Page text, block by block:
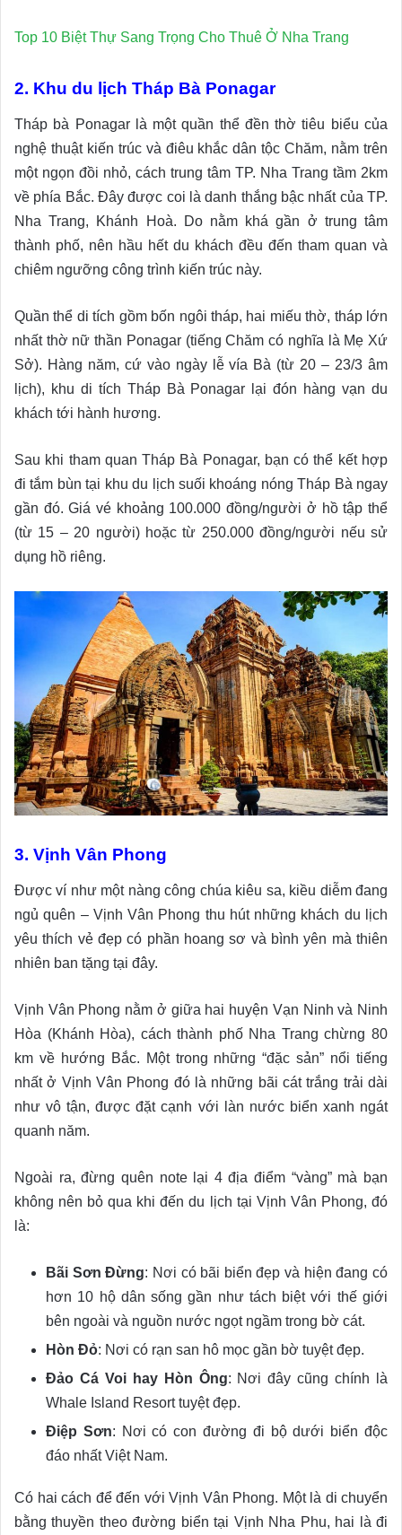
Top 10 Biệt Thự Sang Trọng Cho Thuê Ở Nha Trang
2. Khu du lịch Tháp Bà Ponagar
Tháp bà Ponagar là một quần thể đền thờ tiêu biểu của
nghệ thuật kiến trúc và điêu khắc dân tộc Chăm, nằm trên
một ngọn đồi nhỏ, cách trung tâm TP. Nha Trang tầm 2km
về phía Bắc. Đây được coi là danh thắng bậc nhất của TP.
Nha Trang, Khánh Hoà. Do nằm khá gần ở trung tâm
thành phố, nên hầu hết du khách đều đến tham quan và
chiêm ngưỡng công trình kiến trúc này.
Quần thể di tích gồm bốn ngôi tháp, hai miếu thờ, tháp lớn
nhất thờ nữ thần Ponagar (tiếng Chăm có nghĩa là Mẹ Xứ
Sở). Hàng năm, cứ vào ngày lễ vía Bà (từ 20 – 23/3 âm
lịch), khu di tích Tháp Bà Ponagar lại đón hàng vạn du
khách tới hành hương.
Sau khi tham quan Tháp Bà Ponagar, bạn có thể kết hợp
đi tắm bùn tại khu du lịch suối khoáng nóng Tháp Bà ngay
gần đó. Giá vé khoảng 100.000 đồng/người ở hồ tập thể
(từ 15 – 20 người) hoặc từ 250.000 đồng/người nếu sử
dụng hồ riêng.
3. Vịnh Vân Phong
Được ví như một nàng công chúa kiêu sa, kiều diễm đang
ngủ quên – Vịnh Vân Phong thu hút những khách du lịch
yêu thích vẻ đẹp có phần hoang sơ và bình yên mà thiên
nhiên ban tặng tại đây.
Vịnh Vân Phong nằm ở giữa hai huyện Vạn Ninh và Ninh
Hòa (Khánh Hòa), cách thành phố Nha Trang chừng 80
km về hướng Bắc. Một trong những “đặc sản” nổi tiếng
nhất ở Vịnh Vân Phong đó là những bãi cát trắng trải dài
như vô tận, được đặt cạnh với làn nước biển xanh ngát
quanh năm.
Ngoài ra, đừng quên note lại 4 địa điểm “vàng” mà bạn
không nên bỏ qua khi đến du lịch tại Vịnh Vân Phong, đó
là:
Bãi Sơn Đừng: Nơi có bãi biển đẹp và hiện đang có
hơn 10 hộ dân sống gần như tách biệt với thế giới
bên ngoài và nguồn nước ngọt ngầm trong bờ cát.
Hòn Đỏ: Nơi có rạn san hô mọc gần bờ tuyệt đẹp.
Đảo Cá Voi hay Hòn Ông: Nơi đây cũng chính là
Whale Island Resort tuyệt đẹp.
Điệp Sơn: Nơi có con đường đi bộ dưới biển độc
đáo nhất Việt Nam.
Có hai cách để đến với Vịnh Vân Phong. Một là di chuyển
bằng thuyền theo đường biển tại Vịnh Nha Phu, hai là đi